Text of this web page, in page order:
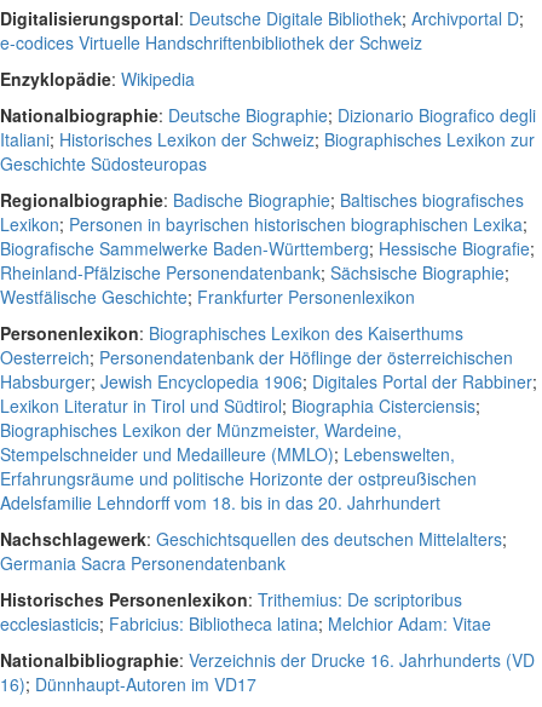
Digitalisierungsportal: Deutsche Digitale Bibliothek; Archivportal D;
e-codices Virtuelle Handschriftenbibliothek der Schweiz
Enzyklopädie: Wikipedia
Nationalbiographie: Deutsche Biographie; Dizionario Biografico degli
Italiani; Historisches Lexikon der Schweiz; Biographisches Lexikon zur
Geschichte Südosteuropas
Regionalbiographie: Badische Biographie; Baltisches biografisches
Lexikon; Personen in bayrischen historischen biographischen Lexika;
Biografische Sammelwerke Baden-Württemberg; Hessische Biografie;
Rheinland-Pfälzische Personendatenbank; Sächsische Biographie;
Westfälische Geschichte; Frankfurter Personenlexikon
Personenlexikon: Biographisches Lexikon des Kaiserthums
Oesterreich; Personendatenbank der Höflinge der österreichischen
Habsburger; Jewish Encyclopedia 1906; Digitales Portal der Rabbiner;
Lexikon Literatur in Tirol und Südtirol; Biographia Cisterciensis;
Biographisches Lexikon der Münzmeister, Wardeine,
Stempelschneider und Medailleure (MMLO); Lebenswelten,
Erfahrungsräume und politische Horizonte der ostpreußischen
Adelsfamilie Lehndorff vom 18. bis in das 20. Jahrhundert
Nachschlagewerk: Geschichtsquellen des deutschen Mittelalters;
Germania Sacra Personendatenbank
Historisches Personenlexikon: Trithemius: De scriptoribus
ecclesiasticis; Fabricius: Bibliotheca latina; Melchior Adam: Vitae
Nationalbibliographie: Verzeichnis der Drucke 16. Jahrhunderts (VD
16); Dünnhaupt-Autoren im VD17